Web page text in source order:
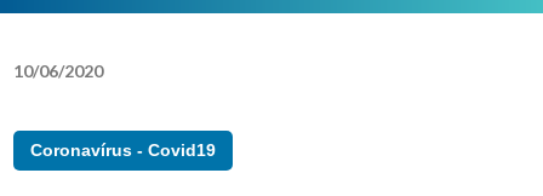
10/06/2020
Coronavírus - Covid19